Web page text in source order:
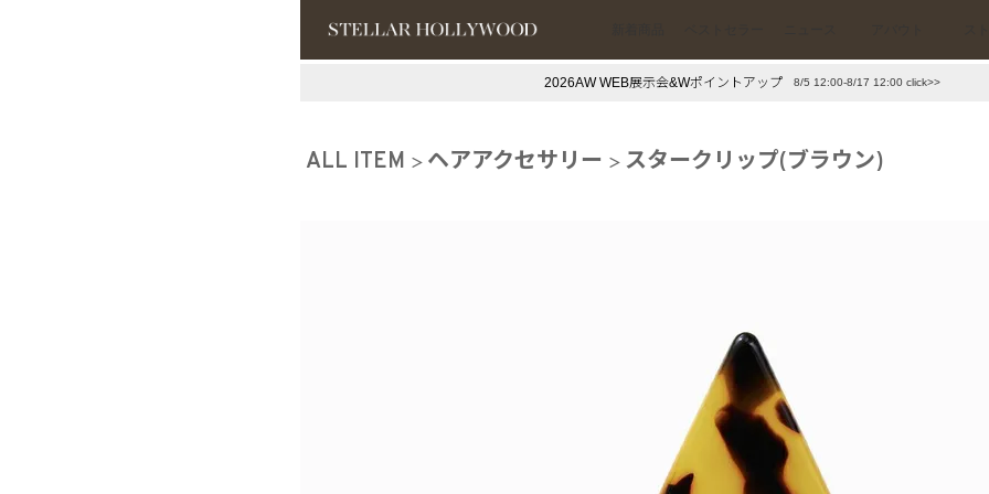
#スタッフイチ押し（通勤パールアクセ） ＃写真映えアクセ
2026AW WEB展示会&Wポイントアップ 8/5 12:00-8/17 12:00 click>>
ALL ITEM ヘアアクセサリー スタークリップ(ブラウン)